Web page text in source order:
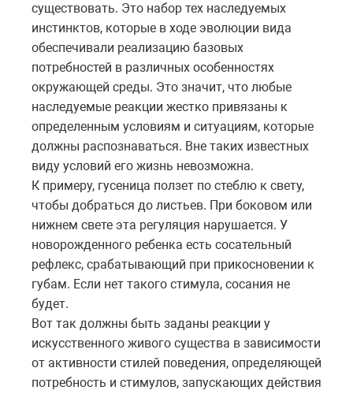
существовать. Это набор тех наследуемых
инстинктов, которые в ходе эволюции вида
обеспечивали реализацию базовых
потребностей в различных особенностях
окружающей среды. Это значит, что любые
наследуемые реакции жестко привязаны к
определенным условиям и ситуациям, которые
должны распознаваться. Вне таких известных
виду условий его жизнь невозможна.
К примеру, гусеница ползет по стеблю к свету,
чтобы добраться до листьев. При боковом или
нижнем свете эта регуляция нарушается. У
новорожденного ребенка есть сосательный
рефлекс, срабатывающий при прикосновении к
губам. Если нет такого стимула, сосания не
будет.
Вот так должны быть заданы реакции у
искусственного живого существа в зависимости
от активности стилей поведения, определяющей
потребность и стимулов, запускающих действия